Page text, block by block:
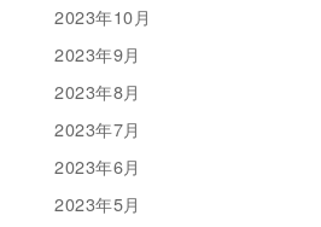
2023年10月
2023年9月
2023年8月
2023年7月
2023年6月
2023年5月